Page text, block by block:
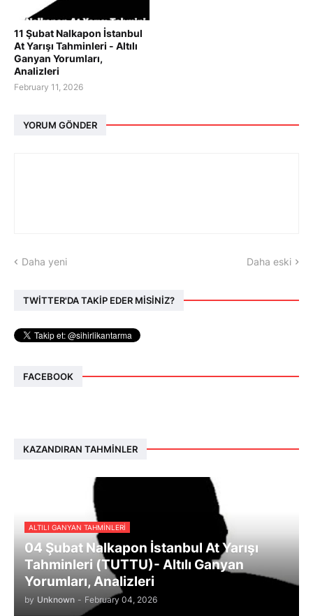
11 Şubat Nalkapon İstanbul
At Yarışı Tahminleri - Altılı
Ganyan Yorumları,
Analizleri
February 11, 2026
YORUM GÖNDER
Daha yeni Daha eski
TWİTTER'DA TAKİP EDER MİSİNİZ?
FACEBOOK
KAZANDIRAN TAHMINLER
ALTILI GANYAN TAHMINLERI
04 Şubat Nalkapon İstanbul At Yarışı
Tahminleri (TUTTU)- Altılı Ganyan
Yorumları, Analizleri
by Unknown - February 04, 2026